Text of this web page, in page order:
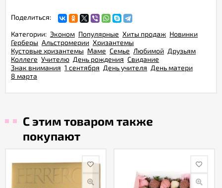
Поделиться:
Категории: Эконом Популярные Хиты продаж Новинки
Герберы Альстромерии Хризантемы
Кустовые хризантемы Маме Семье Любимой Друзьям
Коллеге Учителю День рождения Свидание
Знак внимания 1 сентября День учителя День матери
8 марта
С этим товаром также
покупают